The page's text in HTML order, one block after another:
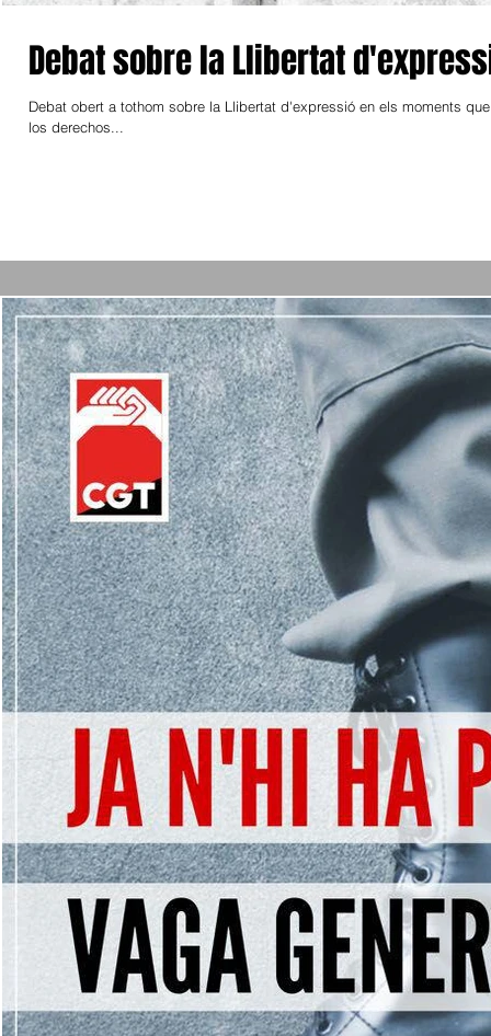
Debat sobre la Llibertat
Debat obert a tothom sobre la Llibertat d'expressió en els moments
los derechos...